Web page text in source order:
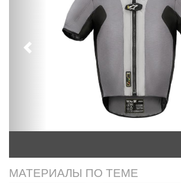
Предыдущий
МАТЕРИАЛЫ ПО ТЕМЕ